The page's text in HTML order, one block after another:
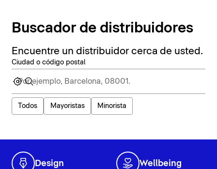
Buscador de distribuidores
Encuentre un distribuidor cerca de usted.
Ciudad o código postal
Todos Mayoristas Minorista
Design Wellbeing